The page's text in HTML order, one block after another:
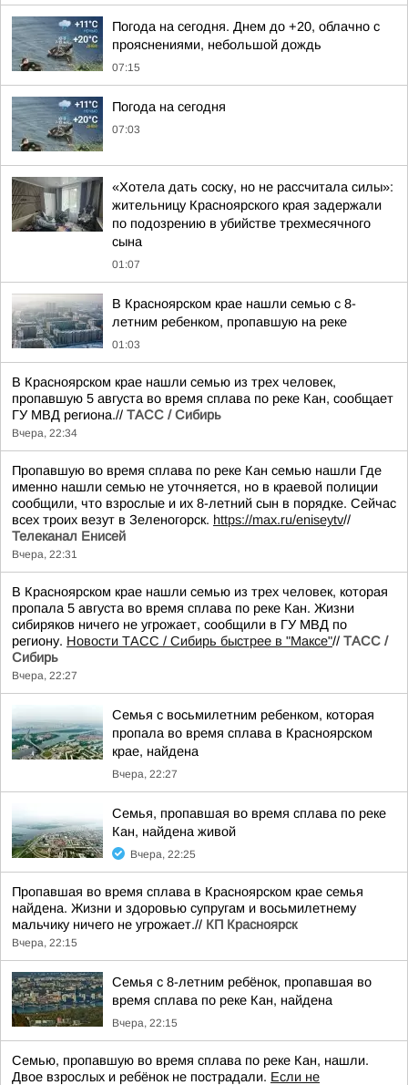
Погода на сегодня. Днем до +20, облачно с
прояснениями, небольшой дождь
07:15
Погода на сегодня
07:03
«Хотела дать соску, но не рассчитала силы»:
жительницу Красноярского края задержали
по подозрению в убийстве трехмесячного
сына
01:07
В Красноярском крае нашли семью с 8-
летним ребенком, пропавшую на реке
01:03
В Красноярском крае нашли семью из трех человек,
пропавшую 5 августа во время сплава по реке Кан, сообщает
ГУ МВД региона.// ТАСС / Сибирь
Вчера, 22:34
Пропавшую во время сплава по реке Кан семью нашли Где
именно нашли семью не уточняется, но в краевой полиции
сообщили, что взрослые и их 8-летний сын в порядке. Сейчас
всех троих везут в Зеленогорск. https://max.ru/eniseytv//
Телеканал Енисей
Вчера, 22:31
В Красноярском крае нашли семью из трех человек, которая
пропала 5 августа во время сплава по реке Кан. Жизни
сибиряков ничего не угрожает, сообщили в ГУ МВД по
региону. Новости ТАСС / Сибирь быстрее в "Mаксе"// ТАСС /
Сибирь
Вчера, 22:27
Семья с восьмилетним ребенком, которая
пропала во время сплава в Красноярском
крае, найдена
Вчера, 22:27
Семья, пропавшая во время сплава по реке
Кан, найдена живой
Вчера, 22:25
Пропавшая во время сплава в Красноярском крае семья
найдена. Жизни и здоровью супругам и восьмилетнему
мальчику ничего не угрожает.// КП Красноярск
Вчера, 22:15
Семья с 8-летним ребёнок, пропавшая во
время сплава по реке Кан, найдена
Вчера, 22:15
Семью, пропавшую во время сплава по реке Кан, нашли.
Двое взрослых и ребёнок не пострадали. Если не